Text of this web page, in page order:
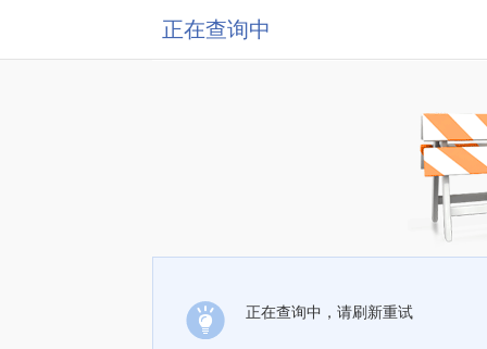
正在查询中
正在查询中，请刷新重试